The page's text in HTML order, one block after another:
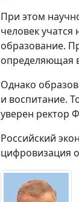
При этом
человек
образование.
определяющая
Однако
и воспитание.
уверен ректор
Российский
цифровизация